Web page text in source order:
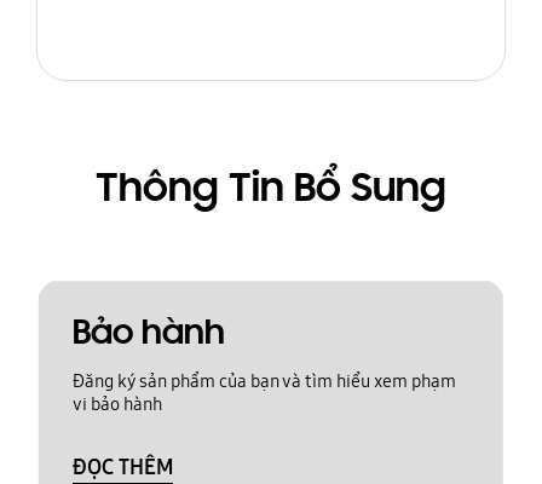
Thông Tin Bổ Sung
Bảo hành
Đăng ký sản phẩm của bạn và tìm hiểu xem phạm
vi bảo hành
ĐỌC THÊM